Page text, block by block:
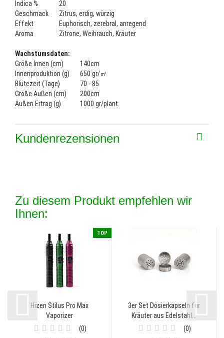
Indica %
20
Geschmack Zitrus, erdig, würzig
Effekt
Euphorisch, zerebral, anregend
Aroma
Zitrone, Weihrauch, Kräuter
Wachstumsdaten:
Größe Innen (cm)
140cm
Innenproduktion (g) 650 gr/㎡
Blütezeit (Tage)
70 - 85
Größe Außen (cm)
200cm
Außen Ertrag (g)
1000 gr/plant
Kundenrezensionen
Zu diesem Produkt empfehlen wir
Ihnen:
TOP
Hizen Stilus Pro Max
Vaporizer
0
3er Set Dosierkapseln für
Kräuter aus Edelstahl...
0